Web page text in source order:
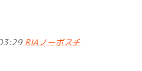
RIAノーボスチ